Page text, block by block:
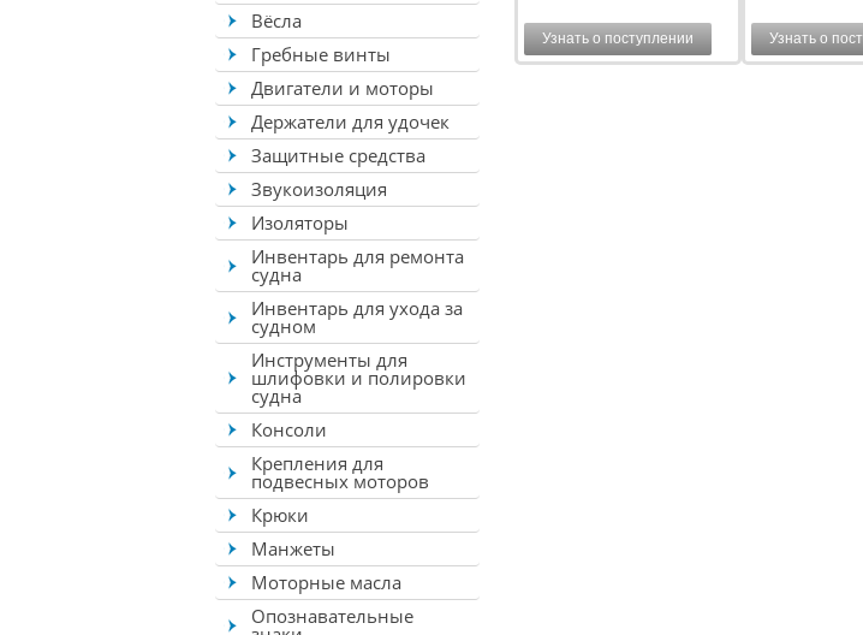
Вёсла
Гребные винты
Двигатели и моторы
Держатели для удочек
Защитные средства
Звукоизоляция
Изоляторы
Инвентарь для ремонта
судна
Инвентарь для ухода за
судном
Инструменты для
шлифовки и полировки
судна
Консоли
Крепления для
подвесных моторов
Крюки
Манжеты
Моторные масла
Опознавательные
Узнать о поступлении Узнать о